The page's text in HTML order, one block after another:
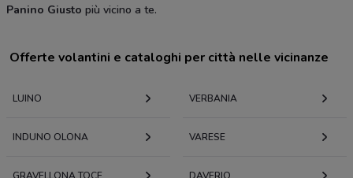
Panino Giusto più vicino a te.
Offerte volantini e cataloghi per città nelle vicinanze
LUINO VERBANIA
INDUNO OLONA VARESE